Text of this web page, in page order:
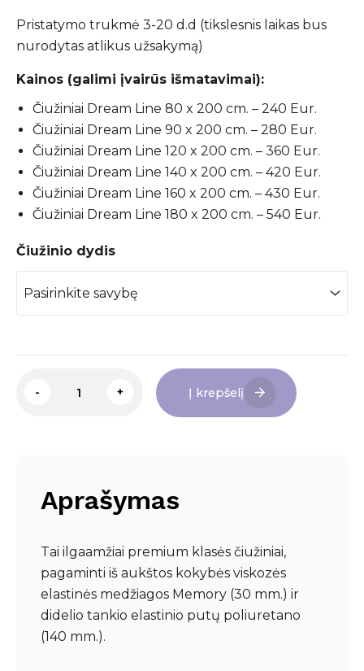
Pristatymo trukmė 3-20 d.d (tikslesnis laikas bus
nurodytas atlikus užsakymą)
Kainos (galimi įvairūs išmatavimai):
Čiužiniai Dream Line 80 x 200 cm. – 240 Eur.
Čiužiniai Dream Line 90 x 200 cm. – 280 Eur.
Čiužiniai Dream Line 120 x 200 cm. – 360 Eur.
Čiužiniai Dream Line 140 x 200 cm. – 420 Eur.
Čiužiniai Dream Line 160 x 200 cm. – 430 Eur.
Čiužiniai Dream Line 180 x 200 cm. – 540 Eur.
Čiužinio dydis
-
produkto
Čiužiniai
+ Į krepšelį
Aprašymas
Tai ilgaamžiai premium klasės čiužiniai,
pagaminti iš aukštos kokybės viskozės
elastinės medžiagos Memory (30 mm.) ir
didelio tankio elastinio putų poliuretano
(140 mm.).